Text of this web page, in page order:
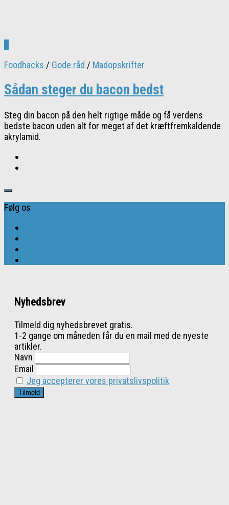
Foodhacks / Gode råd / Madopskrifter
Sådan steger du bacon bedst
Steg din bacon på den helt rigtige måde og få verdens
bedste bacon uden alt for meget af det kræftfremkaldende
akrylamid.
Følg os
Nyhedsbrev
Tilmeld dig nyhedsbrevet gratis.
1-2 gange om måneden får du en mail med de nyeste
artikler.
Navn
Email
Jeg accepterer vores privatslivspolitik